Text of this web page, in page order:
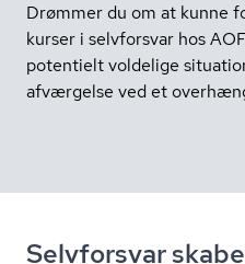
Drømmer du om at kunne
kurser i selvforsvar hos
potentielt voldelige
afværgelse ved et
Selvforsvar